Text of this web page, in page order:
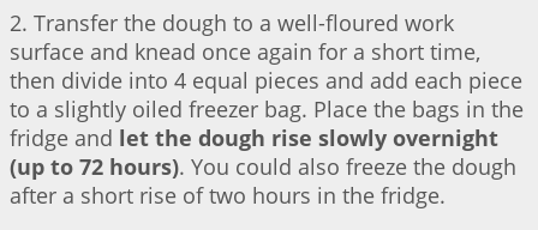
2. Transfer the dough to a well-floured work
surface and knead once again for a short time,
then divide into 4 equal pieces and add each piece
to a slightly oiled freezer bag. Place the bags in the
fridge and let the dough rise slowly overnight
(up to 72 hours). You could also freeze the dough
after a short rise of two hours in the fridge.